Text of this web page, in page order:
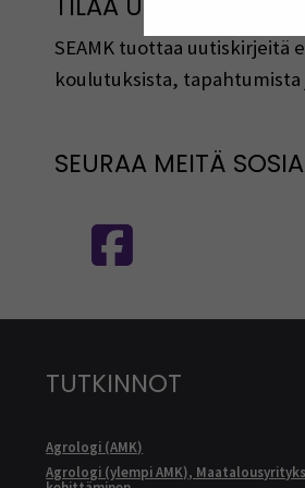
SEAMK tuottaa uutiskirjeitä
koulutuksista, tapahtumista
SEURAA MEITÄ
TUTKINNOT
Agrologi (AMK)
Agrologi (ylempi AMK),